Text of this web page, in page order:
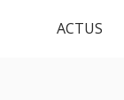
MenuACTUS